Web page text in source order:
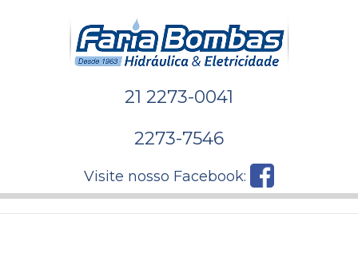
21 2273-0041
2273-7546
Visite nosso Facebook: